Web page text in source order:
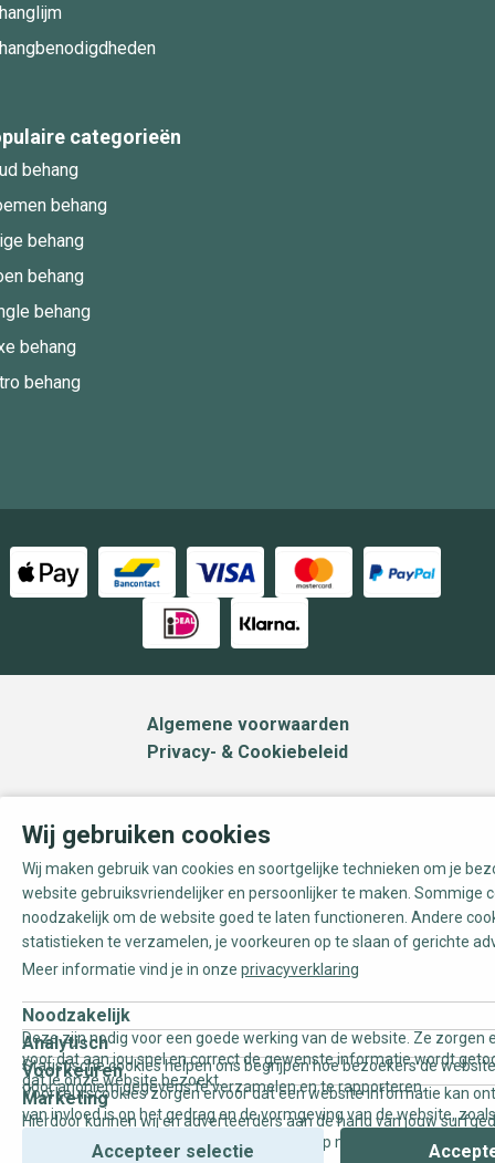
categorieën
behang
behang
behang
behang
behang
behang
behang
Algemene voorwaarden
Privacy- & Cookiebeleid
Wij gebruiken cookies
Wij maken gebruik van cookies en soortgelijke technieken om je
website gebruiksvriendelijker en persoonlijker te maken. Sommige
noodzakelijk om de website goed te laten functioneren. Andere
statistieken te verzamelen, je voorkeuren op te slaan of gerichte
Meer informatie vind je in onze privacyverklaring
Noodzakelijk
Deze zijn nodig voor een goede werking van de website. Ze zorgen
voor dat aan jou snel en correct de gewenste informatie wordt
dat je onze website bezoekt.
Analytisch
Statistische cookies helpen ons begrijpen hoe bezoekers de
door anoniem gegevens te verzamelen en te rapporteren.
Voorkeuren
Voorkeurscookies zorgen ervoor dat een website informatie kan
van invloed is op het gedrag en de vormgeving van de website,
Marketing
Hierdoor kunnen wij en adverteerders aan de hand van jouw
gepersonaliseerde online advertenties en op maat gemaakte
Accepteer selectie